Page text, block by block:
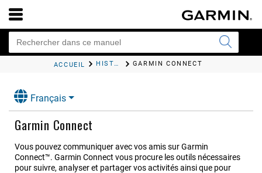
ACCUEIL HISTORIQUE GARMIN CONNECT
Français
Garmin Connect
Vous pouvez communiquer avec vos amis sur Garmin
Connect™. Garmin Connect vous procure les outils nécessaires
pour suivre, analyser et partager vos activités ainsi que pour